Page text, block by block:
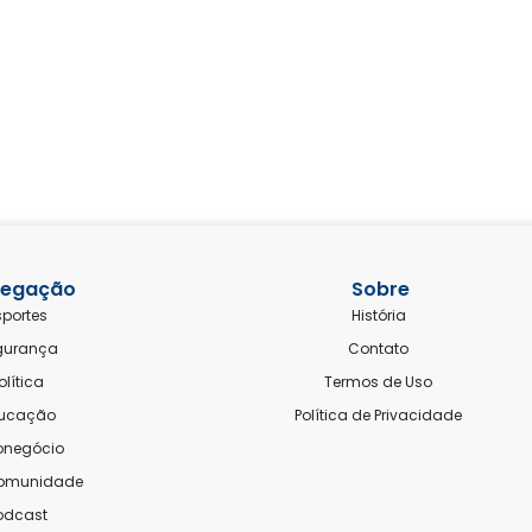
Sobre
História
Contato
Termos de Uso
Política de Privacidade